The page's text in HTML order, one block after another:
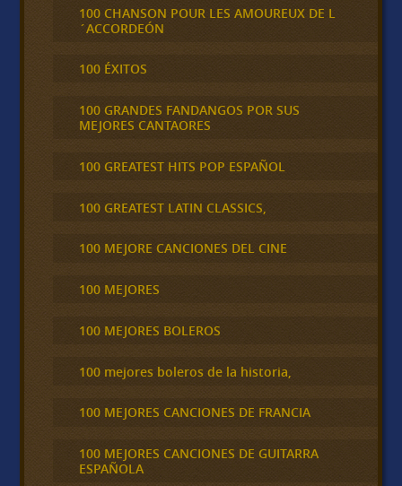
100 CHANSON POUR LES AMOUREUX DE L
´ACCORDEÓN
100 ÉXITOS
100 GRANDES FANDANGOS POR SUS
MEJORES CANTAORES
100 GREATEST HITS POP ESPAÑOL
100 GREATEST LATIN CLASSICS,
100 MEJORE CANCIONES DEL CINE
100 MEJORES
100 MEJORES BOLEROS
100 mejores boleros de la historia,
100 MEJORES CANCIONES DE FRANCIA
100 MEJORES CANCIONES DE GUITARRA
ESPAÑOLA